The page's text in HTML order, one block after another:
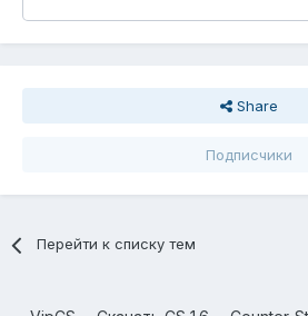
Share
Подписчики
Перейти к списку тем